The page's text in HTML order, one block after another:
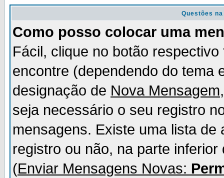
Questões
Como posso colocar uma
Fácil, clique no botão
encontre (dependendo do tema
designação de Nova Mensagem
seja necessário o seu registro
mensagens. Existe uma lista
registro ou não, na parte
(Enviar Mensagens Novas: